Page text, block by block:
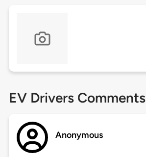
EV Drivers Comments
Anonymous